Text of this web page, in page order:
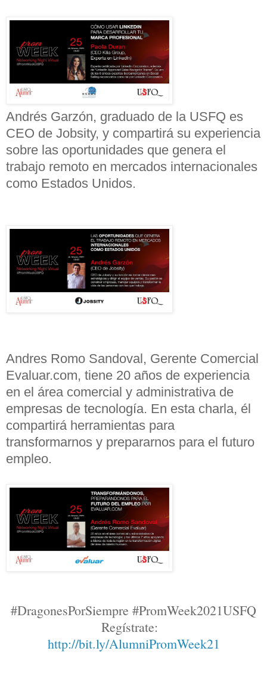
Andrés Garzón, graduado de la USFQ es
CEO de Jobsity, y compartirá su experiencia
sobre las oportunidades que genera el
trabajo remoto en mercados internacionales
como Estados Unidos.
Andres Romo Sandoval, Gerente Comercial
Evaluar.com, tiene 20 años de experiencia
en el área comercial y administrativa de
empresas de tecnología. En esta charla, él
compartirá herramientas para
transformarnos y prepararnos para el futuro
empleo.
#DragonesPorSiempre #PromWeek2021USFQ
Regístrate:
http://bit.ly/AlumniPromWeek21